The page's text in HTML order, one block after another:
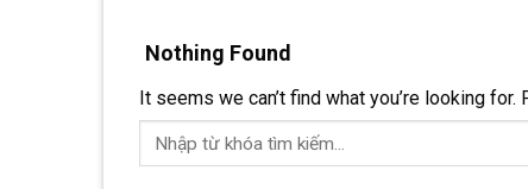
Nothing Found
It seems we can’t find what you’re looking for.